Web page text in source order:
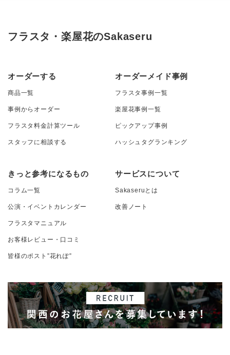
フラスタ・楽屋花のSakaseru
オーダーする
商品一覧
事例からオーダー
フラスタ料金計算ツール
スタッフに相談する
オーダーメイド事例
フラスタ事例一覧
楽屋花事例一覧
ピックアップ事例
ハッシュタグランキング
きっと参考になるもの
コラム一覧
公演・イベントカレンダー
フラスタマニュアル
お客様レビュー・口コミ
皆様のポスト”花れぽ”
サービスについて
Sakaseruとは
改善ノート